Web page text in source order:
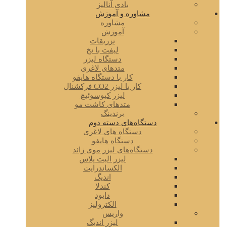
بادی آنالیز
مشاوره و آموزش
مشاوره
آموزش
تزریقات
لیفت با نخ
دستگاه لیزر
متدهای لاغری
کار با دستگاه هایفو
کار با لیزر CO2 فرکشنال
لیزر کیوسوئیچ
متدهای کاشت مو
برندینگ
دستگاه‌های دسته دوم
دستگاه های لاغری
دستگاه هایفو
دستگاه‌های لیزر موی زائد
لیزر الیت پلاس
الکساندرایت
اندیگ
کندلا
دایود
الکترولیز
واریس
لیزر اندیگ